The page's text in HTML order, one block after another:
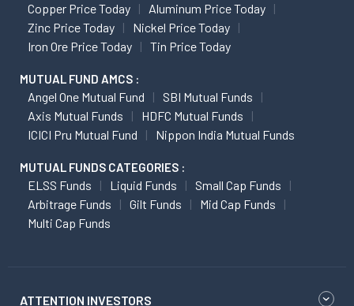
Copper Price Today
Aluminum Price Today
Zinc Price Today
Nickel Price Today
Iron Ore Price Today
Tin Price Today
MUTUAL FUND AMCS :
Angel One Mutual Fund
SBI Mutual Funds
Axis Mutual Funds
HDFC Mutual Funds
ICICI Pru Mutual Fund
Nippon India Mutual Funds
MUTUAL FUNDS CATEGORIES :
ELSS Funds Liquid Funds
Small Cap Funds
Arbitrage Funds
Gilt Funds
Mid Cap Funds
Multi Cap Funds
ATTENTION INVESTORS